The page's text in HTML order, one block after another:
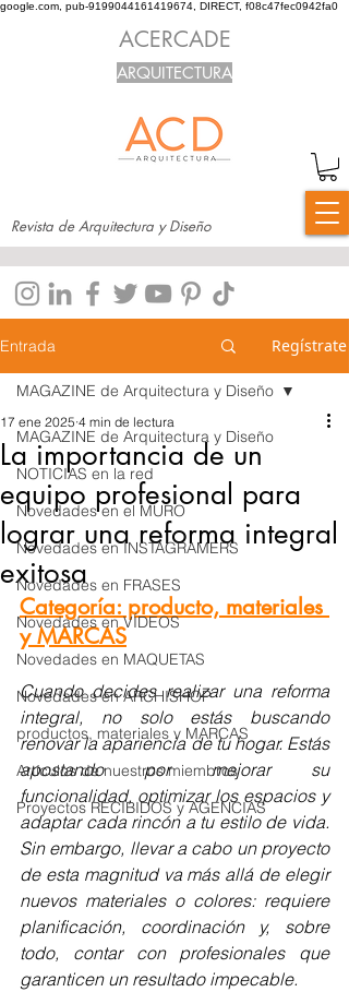
google.com, pub-9199044161419674, DIRECT, f08c47fec0942fa0
Revista de Arquitectura y Diseño
ACERCADE
ARQUITECTURA
Entrada Regístrate
MAGAZINE de Arquitectura y Diseño
NOTICIAS en la red
Novedades en el MURO
Novedades en INSTAGRAMERS
Novedades en FRASES
Novedades en VÍDEOS
Novedades en MAQUETAS
Novedades en ARCHISHOP
productos, materiales y MARCAS
Artículos de nuestros miembros
Proyectos RECIBIDOS y AGENCIAS
MAGAZINE de Arquitectura y Diseño
La importancia de un
equipo profesional para
lograr una reforma integral
exitosa
17 ene 2025 4 min de lectura
Categoría: producto, materiales
y MARCAS
Cuando decides realizar una reforma
integral, no solo estás buscando
renovar la apariencia de tu hogar. Estás
apostando por mejorar su
funcionalidad, optimizar los espacios y
adaptar cada rincón a tu estilo de vida.
Sin embargo, llevar a cabo un proyecto
de esta magnitud va más allá de elegir
nuevos materiales o colores: requiere
planificación, coordinación y, sobre
todo, contar con profesionales que
garanticen un resultado impecable.